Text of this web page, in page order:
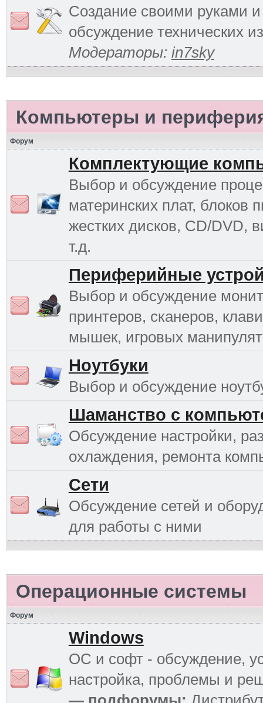
Создание своими руками и
обсуждение технических
Модераторы: in7sky
Компьютеры и
Форум
Комплектующие
Выбор и обсуждение
материнских плат, блоков
жестких дисков, CD/DVD,
т.д.
Периферийные
Выбор и обсуждение
принтеров, сканеров,
мышек, игровых
Ноутбуки
Выбор и обсуждение
Шаманство с
Обсуждение настройки,
охлаждения, ремонта
Сети
Обсуждение сетей и
для работы с ними
Операционные системы
Форум
Windows
ОС и софт - обсуждение,
настройка, проблемы и